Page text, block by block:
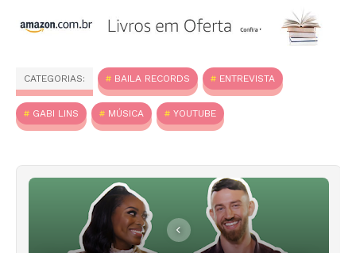
CATEGORIAS: BAILA RECORDS ENTREVISTA
GABI LINS MÚSICA YOUTUBE